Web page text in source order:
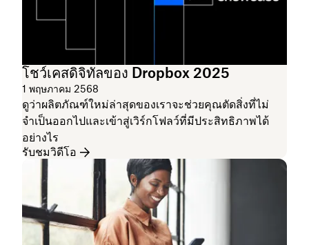
โชว์เคสดิจิทัลของ Dropbox 2025
1 พฤษภาคม 2568
ดูว่าผลิตภัณฑ์ใหม่ล่าสุดของเราจะช่วยคุณตัดสิ่งที่ไม่
จำเป็นออกไปและเข้าสู่เวิร์กโฟลว์ที่มีประสิทธิภาพได้
อย่างไร
รับชมวิดีโอ